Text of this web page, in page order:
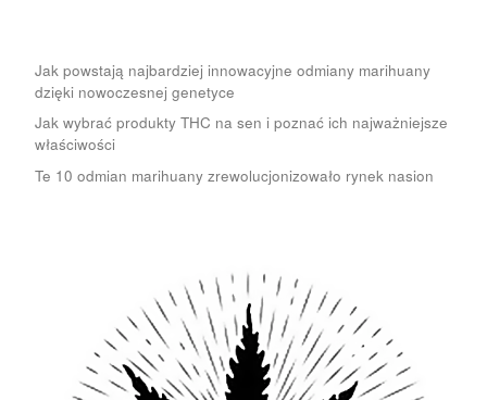
Jak powstają najbardziej innowacyjne odmiany marihuany
dzięki nowoczesnej genetyce
Jak wybrać produkty THC na sen i poznać ich najważniejsze
właściwości
Te 10 odmian marihuany zrewolucjonizowało rynek nasion